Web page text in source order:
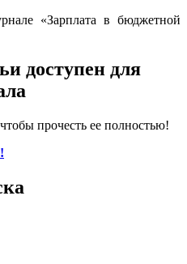
«Зарплата в бюджетной
доступен для
прочесть ее полностью!